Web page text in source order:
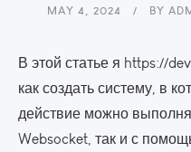
MAY 4, 2024 BY
В этой статье я https://
как создать систему, в
действие можно
Websocket, так и с